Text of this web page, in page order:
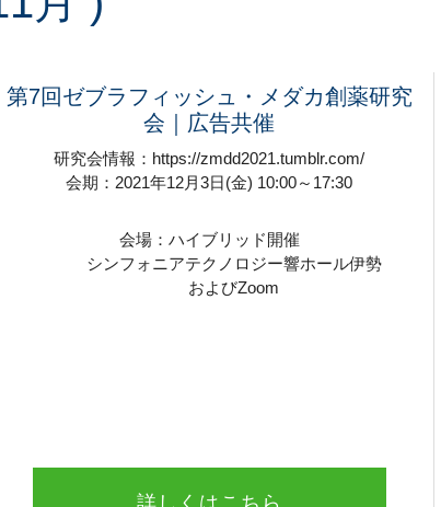
第7回ゼブラフィッシュ・メダカ創薬研究
会｜広告共催
研究会情報：https://zmdd2021.tumblr.com/
会期：2021年12月3日(金) 10:00～17:30
会場：ハイブリッド開催
シンフォニアテクノロジー響ホール伊勢
およびZoom
詳しくはこちら